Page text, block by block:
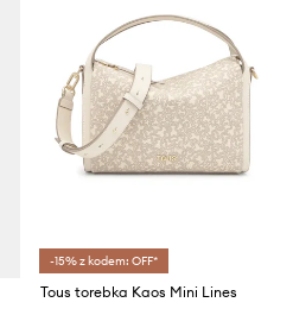
-15% z kodem: OFF*
Tous torebka Kaos Mini Lines